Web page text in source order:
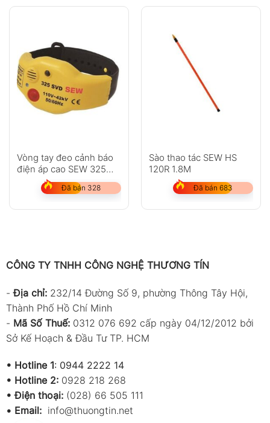
Vòng tay đeo cảnh báo
điện áp cao SEW 325
Đã bán 328
Sào thao tác SEW HS
120R 1.8M
Đã bán 683
CÔNG TY TNHH CÔNG NGHỆ THƯƠNG TÍN
-Địa chỉ: 232/14 Đường Số 9, phường Thông Tây Hội,
Thành Phố Hồ Chí Minh
- Mã Số Thuế: 0312 076 692 cấp ngày 04/12/2012 bởi
Sở Kế Hoạch & Đầu Tư TP. HCM
• Hotline 1: 0944 2222 14
• Hotline 2: 0928 218 268
• Điện thoại: (028) 66 505 111
• Email: info@thuongtin.net